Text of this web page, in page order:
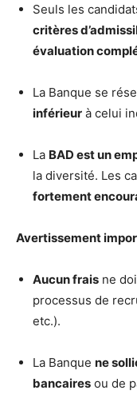
Seuls les
critères
évaluation
La Banque se
inférieur à celui
La BAD est un
la diversité. Les
fortement
Avertissement
Aucun frais ne
processus de
etc.).
La Banque ne
bancaires ou de